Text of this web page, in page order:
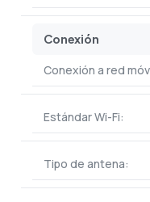
Conexión
Conexión a red
Estándar Wi-Fi:
Tipo de antena: